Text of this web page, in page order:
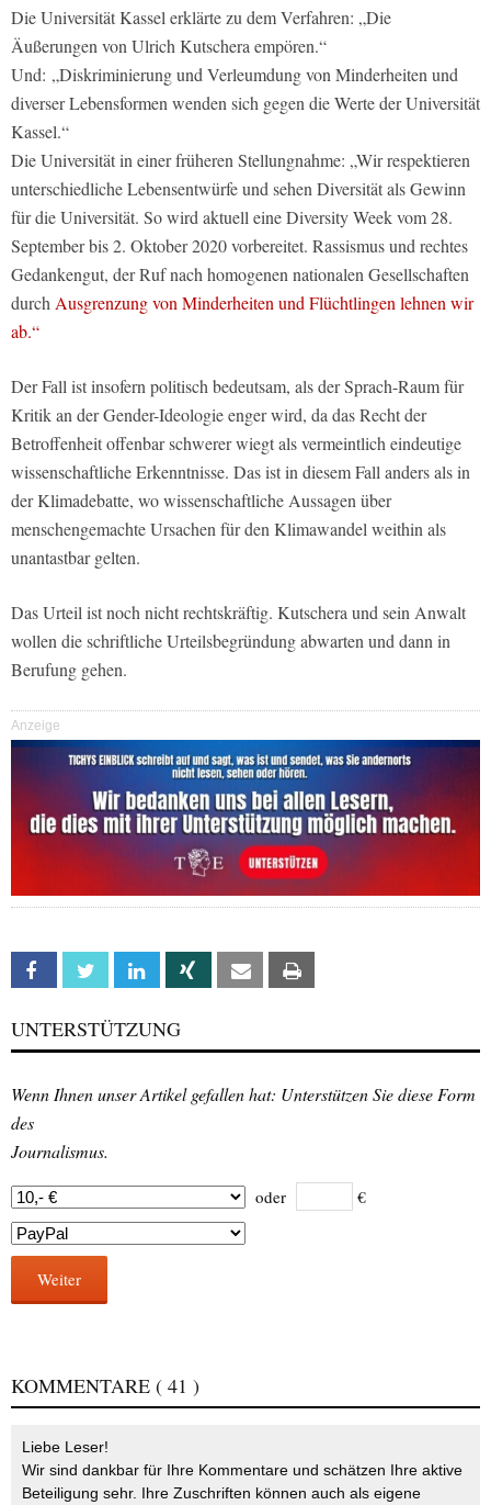
Die Universität Kassel erklärte zu dem Verfahren: „Die
Äußerungen von Ulrich Kutschera empören.“
Und: „Diskriminierung und Verleumdung von Minderheiten und
diverser Lebensformen wenden sich gegen die Werte der Universität
Kassel.“
Die Universität in einer früheren Stellungnahme: „Wir respektieren
unterschiedliche Lebensentwürfe und sehen Diversität als Gewinn
für die Universität. So wird aktuell eine Diversity Week vom 28.
September bis 2. Oktober 2020 vorbereitet. Rassismus und rechtes
Gedankengut, der Ruf nach homogenen nationalen Gesellschaften
durch Ausgrenzung von Minderheiten und Flüchtlingen lehnen wir
ab.“
Der Fall ist insofern politisch bedeutsam, als der Sprach-Raum für
Kritik an der Gender-Ideologie enger wird, da das Recht der
Betroffenheit offenbar schwerer wiegt als vermeintlich eindeutige
wissenschaftliche Erkenntnisse. Das ist in diesem Fall anders als in
der Klimadebatte, wo wissenschaftliche Aussagen über
menschengemachte Ursachen für den Klimawandel weithin als
unantastbar gelten.
Das Urteil ist noch nicht rechtskräftig. Kutschera und sein Anwalt
wollen die schriftliche Urteilsbegründung abwarten und dann in
Berufung gehen.
Anzeige
Facebook Twitter Linkedin Xing Email
UNTERSTÜTZUNG
Wenn Ihnen unser Artikel gefallen hat: Unterstützen Sie diese Form
des
Journalismus.
oder €
Weiter
KOMMENTARE ( 41 )
Liebe Leser!
Wir sind dankbar für Ihre Kommentare und schätzen Ihre aktive
Beteiligung sehr. Ihre Zuschriften können auch als eigene